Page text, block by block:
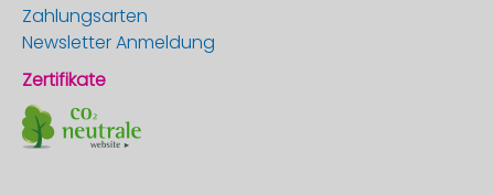
Zahlungsarten
Newsletter Anmeldung
Zertifikate